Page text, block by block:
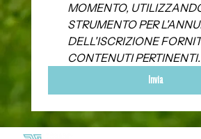
MOMENTO,
STRUMENTO PER
DELL'ISCRIZIONE
CONTENUTI PERTINENTI.
Invia